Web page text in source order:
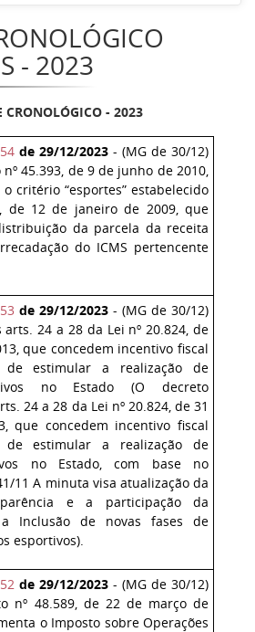
- 2023
CRONOLÓGICO - 2023
de 29/12/2023 - (MG de 30/12)
45.393, de 9 de junho de 2010,
critério “esportes” estabelecido
de 12 de janeiro de 2009, que
da parcela da receita
do ICMS pertencente
de 29/12/2023 - (MG de 30/12)
24 a 28 da Lei nº 20.824, de
que concedem incentivo fiscal
estimular a realização de
no Estado (O decreto
24 a 28 da Lei nº 20.824, de 31
que concedem incentivo fiscal
estimular a realização de
no Estado, com base no
11 A minuta visa atualização da
e a participação da
Inclusão de novas fases de
esportivos).
de 29/12/2023 - (MG de 30/12)
nº 48.589, de 22 de março de
o Imposto sobre Operações